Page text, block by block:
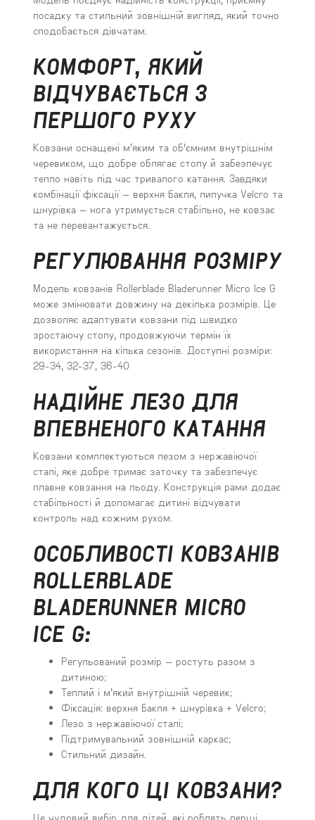
посадку та стильний зовнішній вигляд, який точно
сподобається дівчатам.
КОМФОРТ, ЯКИЙ
ВІДЧУВАЄТЬСЯ З
ПЕРШОГО РУХУ
Ковзани оснащені м’яким та об'ємним внутрішнім
черевиком, що добре облягає стопу й забезпечує
тепло навіть під час тривалого катання. Завдяки
комбінації фіксації — верхня бакля, липучка Velcro та
шнурівка — нога утримується стабільно, не ковзає
та не перевантажується.
РЕГУЛЮВАННЯ РОЗМІРУ
Модель ковзанів Rollerblade Bladerunner Micro Ice G
може змінювати довжину на декілька розмірів. Це
дозволяє адаптувати ковзани під швидко
зростаючу стопу, продовжуючи термін їх
використання на кілька сезонів. Доступні розміри:
29-34, 32-37, 36-40
НАДІЙНЕ ЛЕЗО ДЛЯ
ВПЕВНЕНОГО КАТАННЯ
Ковзани комплектуються лезом з нержавіючої
сталі, яке добре тримає заточку та забезпечує
плавне ковзання на льоду. Конструкція рами додає
стабільності й допомагає дитині відчувати
контроль над кожним рухом.
ОСОБЛИВОСТІ КОВЗАНІВ
ROLLERBLADE
BLADERUNNER MICRO
ICE G:
Регульований розмір — ростуть разом з
дитиною;
Теплий і м’який внутрішній черевик;
Фіксація: верхня бакля + шнурівка + Velcro;
Лезо з нержавіючої сталі;
Підтримувальний зовнішній каркас;
Стильний дизайн.
ДЛЯ КОГО ЦІ КОВЗАНИ?